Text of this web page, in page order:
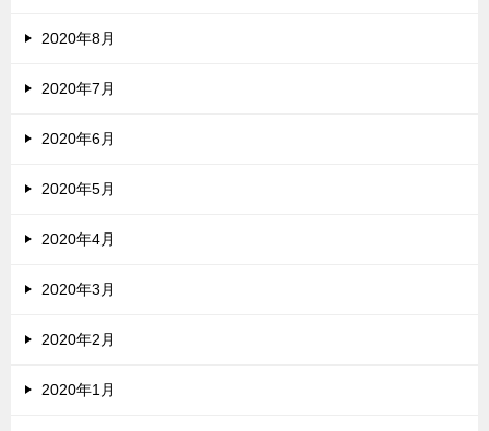
2020年8月
2020年7月
2020年6月
2020年5月
2020年4月
2020年3月
2020年2月
2020年1月